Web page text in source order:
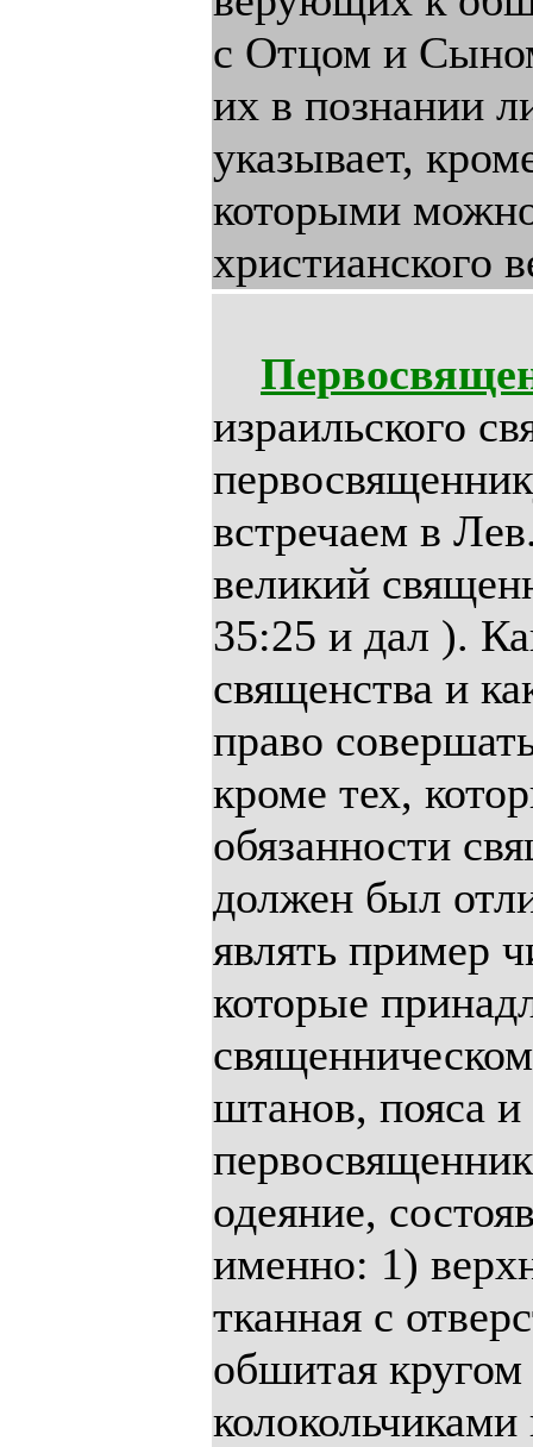
с Отцом и
их в познании
указывает,
которыми
христианского
израильского
встречаем в
великий
35:25 и дал ).
священства и
право
кроме тех,
обязанности
должен был
являть пример
которые
штанов, пояса
одеяние,
именно: 1)
тканная с
обшитая